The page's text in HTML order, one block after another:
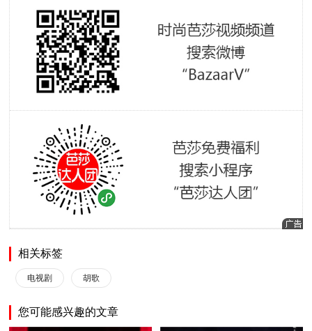
相关标签
电视剧 胡歌
您可能感兴趣的文章